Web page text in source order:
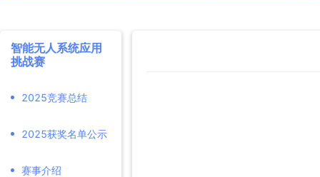
智能无人系统应用
挑战赛
2025竞赛总结
2025获奖名单公示
赛事介绍